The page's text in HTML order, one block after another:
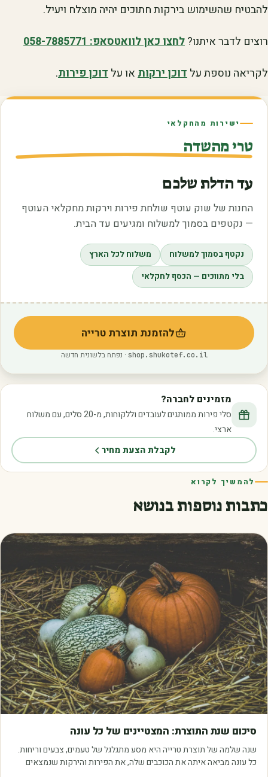
להבטיח שהשימוש בירקות חתוכים יהיה מוצלח ויעיל.
רוצים לדבר איתנו?לחצו כאן לוואטסאפ: 058-7885771
לקריאה נוספת עלדוכן ירקותאו עלדוכן פירות.
ישירות מהחקלאי
טרי מהשדה
עד הדלת שלכם
החנות של שוק עוטף שולחת פירות וירקות מחקלאי העוטף
— נקטפים בסמוך למשלוח ומגיעים עד הבית.
נקטף בסמוך למשלוח
משלוח לכל הארץ
בלי מתווכים — הכסף לחקלאי
להזמנת תוצרת טרייה
(נפתח בלשונית חדשה)
shop.shukotef.co.il · נפתח בלשונית חדשה
מזמינים לחברה?
סלי פירות ממותגים לעובדים וללקוחות, מ-20 סלים, עם משלוח
ארצי.
לקבלת הצעת מחיר
להמשיך לקרוא
כתבות נוספות בנושא
סיכום שנת התוצרת: המצטיינים של כל עונה
שנה שלמה של תוצרת טרייה היא מסע מתגלגל של טעמים, צבעים וריחות.
כל עונה מביאה איתה את הכוכבים שלה, את הפירות והירקות שנמצאים